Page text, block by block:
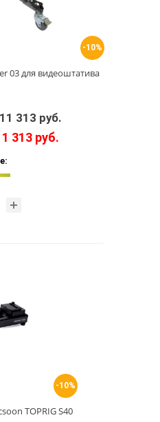
-10%
03 для видеоштатива
11 313 руб.
313 руб.
-10%
TOPRIG S40